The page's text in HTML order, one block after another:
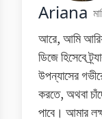
Ariana
আরে, আমি
ডিজে হিসেবে
উপন্যাসের
করতে, অথবা
পাবে। আমার